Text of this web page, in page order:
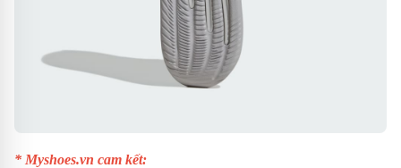
* Myshoes.vn cam kết: